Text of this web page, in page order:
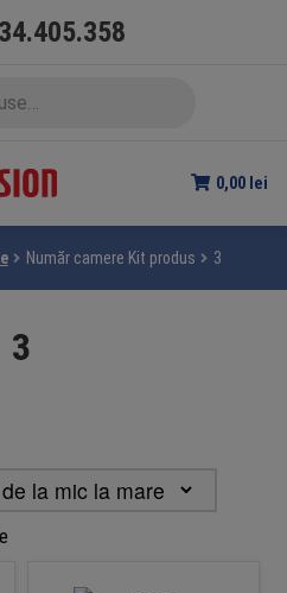
0,00 lei
Număr camere Kit produs 3
3
Sortat